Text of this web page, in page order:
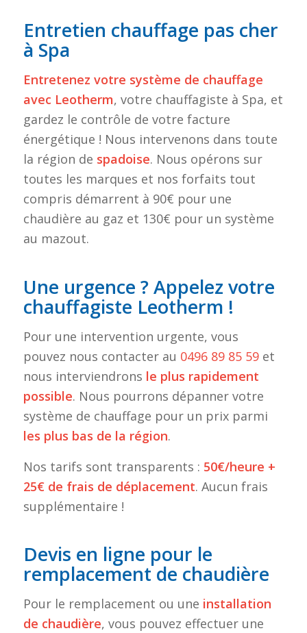
Entretien chauffage pas cher
à Spa
Entretenez votre système de chauffage
avec Leotherm, votre chauffagiste à Spa, et
gardez le contrôle de votre facture
énergétique ! Nous intervenons dans toute
la région de spadoise. Nous opérons sur
toutes les marques et nos forfaits tout
compris démarrent à 90€ pour une
chaudière au gaz et 130€ pour un système
au mazout.
Une urgence ? Appelez votre
chauffagiste Leotherm !
Pour une intervention urgente, vous
pouvez nous contacter au 0496 89 85 59et
nous interviendrons le plus rapidement
possible. Nous pourrons dépanner votre
système de chauffage pour un prix parmi
les plus bas de la région.
Nos tarifs sont transparents : 50€/heure +
25€ de frais de déplacement. Aucun frais
supplémentaire !
Devis en ligne pour le
remplacement de chaudière
Pour le remplacement ou une installation
de chaudière, vous pouvez effectuer une